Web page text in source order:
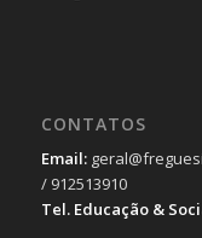
CONTATOS
Email:
/ 912513910
Tel. Educação &